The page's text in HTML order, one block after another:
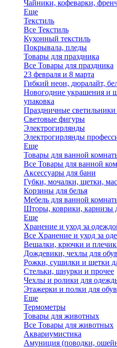
Чайники, кофеварки,
Еще
Текстиль
Все Текстиль
Кухонный текстиль
Покрывала, пледы
Товары для праздника
Все Товары для праздника
23 февраля и 8 марта
Гибкий неон, дюралайт,
Новогодние украшения и
упаковка
Праздничные
Световые фигуры
Электрогирлянды
Электрогирлянды
Еще
Товары для ванной
Все Товары для ванной
Аксессуары для бани
Губки, мочалки, щетки,
Корзины для белья
Мебель для ванной
Шторы, коврики, карнизы
Еще
Хранение и уход за
Все Хранение и уход за
Вешалки, крючки и
Дождевики, чехлы для
Рожки, сушилки и щетки
Стельки, шнурки и прочее
Чехлы и ролики для
Этажерки и полки для
Еще
Термометры
Товары для животных
Все Товары для животных
Аквариумистика
Амуниция (поводки,